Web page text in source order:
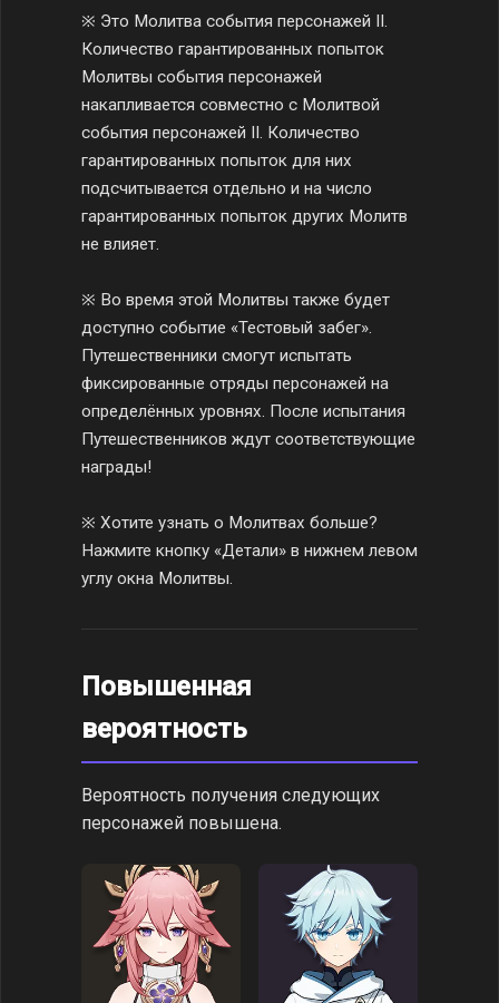
※ Это Молитва события персонажей II.
Количество гарантированных попыток
Молитвы события персонажей
накапливается совместно с Молитвой
события персонажей II. Количество
гарантированных попыток для них
подсчитывается отдельно и на число
гарантированных попыток других Молитв
не влияет.
※ Во время этой Молитвы также будет
доступно событие «Тестовый забег».
Путешественники смогут испытать
фиксированные отряды персонажей на
определённых уровнях. После испытания
Путешественников ждут соответствующие
награды!
※ Хотите узнать о Молитвах больше?
Нажмите кнопку «Детали» в нижнем левом
углу окна Молитвы.
Повышенная
вероятность
Вероятность получения следующих
персонажей повышена.